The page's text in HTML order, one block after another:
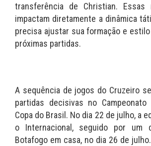
transferência de Christian. Essas
impactam diretamente a dinâmica
precisa ajustar sua formação e
próximas partidas.
A sequência de jogos do Cruzeiro
partidas decisivas no
Copa do Brasil. No dia 22 de julho, a
o Internacional, seguido por um
Botafogo em casa, no dia 26 de